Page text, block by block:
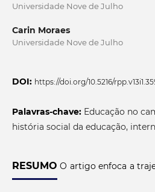
Universidade Nove de Julho
Carin Moraes
Universidade Nove de Julho
DOI: https://doi.org/10.5216/
Palavras-chave: Educação no
história social da educação,
RESUMO O artigo enfoca a